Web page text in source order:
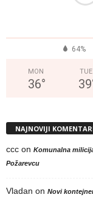
64%
MON
36°
TUE
39
NAJNOVIJI
ccc on Komunalna
Požarevcu
Vladan on Novi